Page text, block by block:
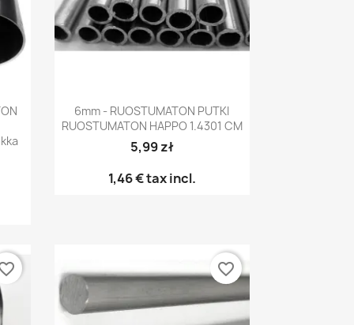
Pikakatselu
6mm - RUOSTUMATON PUTKI
RUOSTUMATON HAPPO 1.4301 CM
5,99 zł
1,46 €tax incl.
favorite_border